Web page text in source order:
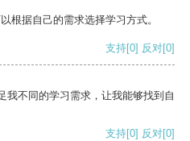
根据自己的需求选择学习方式。
支持[0] 反对[0]
我不同的学习需求，让我能够找到自
支持[0] 反对[0]